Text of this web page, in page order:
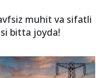
muhit va sifatli
bitta joyda!